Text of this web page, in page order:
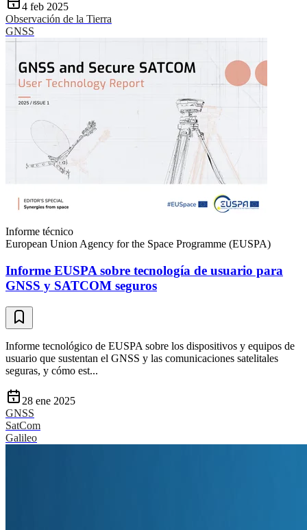
4 feb 2025
Observación de la Tierra
GNSS
Informe técnico
European Union Agency for the Space Programme (EUSPA)
Informe EUSPA sobre tecnología de usuario para
GNSS y SATCOM seguros
Informe tecnológico de EUSPA sobre los dispositivos y equipos de
usuario que sustentan el GNSS y las comunicaciones satelitales
seguras, y cómo est...
28 ene 2025
GNSS
SatCom
Galileo